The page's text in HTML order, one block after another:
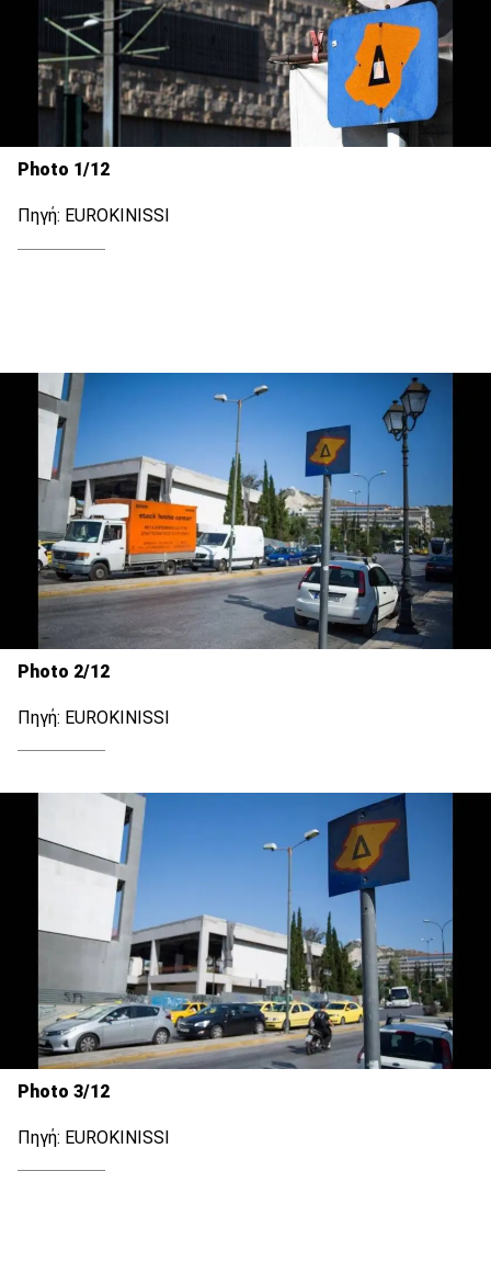
Photo 1/12
Πηγή: EUROKINISSI
Photo 2/12
Πηγή: EUROKINISSI
Photo 3/12
Πηγή: EUROKINISSI